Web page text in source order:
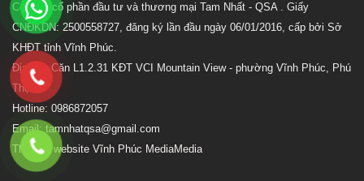
Công ty cổ phần đầu tư và thương mại Tam Nhất - QSA . Giấy
CNĐKDN: 2500558727, đăng ký lần đầu ngày 06/01/2016, cấp bởi Sở
KHĐT tỉnh Vĩnh Phúc.
Địa chỉ: Căn L1.2.31 KĐT VCI Mountain View - phường Vĩnh Phúc, Phú
Thọ
Hotline: 0986872057
Email: tamnhatqsa@gmail.com
Thiết kế website Vĩnh Phúc MediaMedia